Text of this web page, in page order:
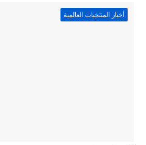
أخبار المنتخبات العالمية